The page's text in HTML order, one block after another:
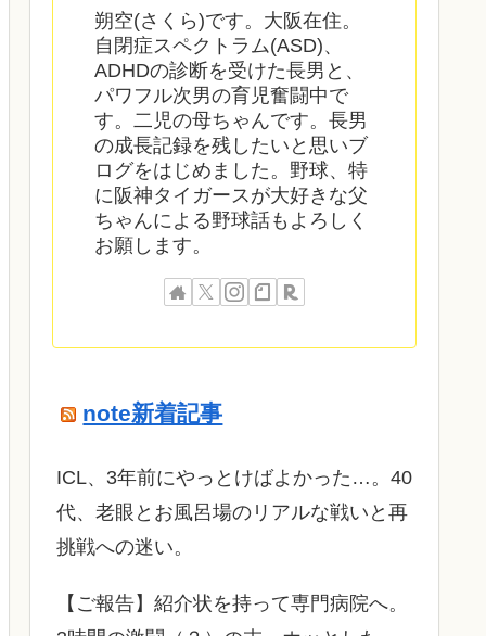
朔空(さくら)です。大阪在住。
自閉症スペクトラム(ASD)、
ADHDの診断を受けた長男と、
パワフル次男の育児奮闘中で
す。二児の母ちゃんです。長男
の成長記録を残したいと思いブ
ログをはじめました。野球、特
に阪神タイガースが大好きな父
ちゃんによる野球話もよろしく
お願します。
note新着記事
ICL、3年前にやっとけばよかった…。40
代、老眼とお風呂場のリアルな戦いと再
挑戦への迷い。
​【ご報告】紹介状を持って専門病院へ。